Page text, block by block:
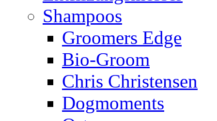
Shampoos
Groomers Edge
Bio-Groom
Chris Christensen
Dogmoments